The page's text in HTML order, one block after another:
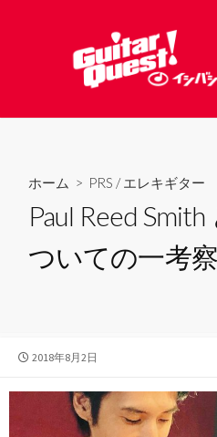
へ
ホーム > PRS /エレキギター
Paul Reed
ついての一考察
公
日
2018年8月2日